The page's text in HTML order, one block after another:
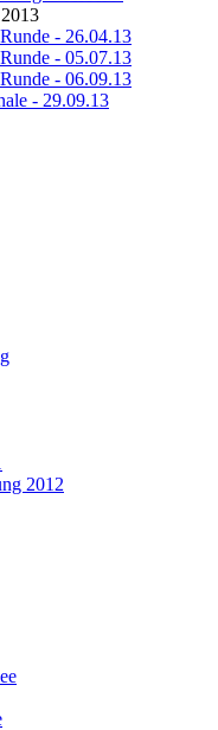
- 26.04.13
- 05.07.13
- 06.09.13
- 29.09.13
2012